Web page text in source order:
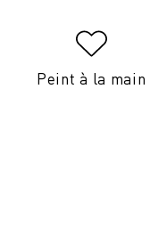
Peint à la main